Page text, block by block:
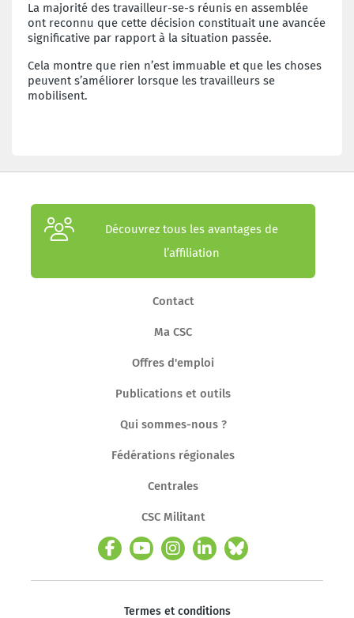
La majorité des travailleur-se-s réunis en assemblée
ont reconnu que cette décision constituait une avancée
significative par rapport à la situation passée.
Cela montre que rien n’est immuable et que les choses
peuvent s’améliorer lorsque les travailleurs se
mobilisent.
Découvrez tous les avantages de
l’affiliation
Contact
Ma CSC
Offres d'emploi
Publications et outils
Qui sommes-nous ?
Fédérations régionales
Centrales
CSC Militant
Termes et conditions